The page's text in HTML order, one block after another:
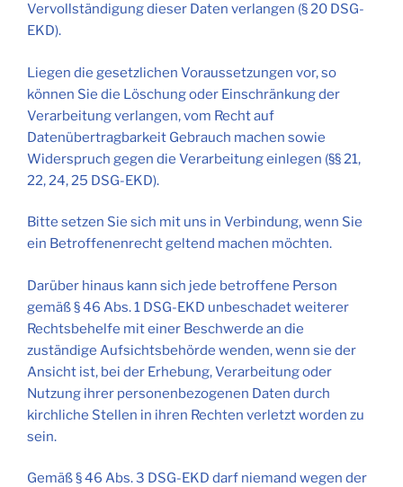
Vervollständigung dieser Daten verlangen (§ 20 DSG-
EKD).
Liegen die gesetzlichen Voraussetzungen vor, so
können Sie die Löschung oder Einschränkung der
Verarbeitung verlangen, vom Recht auf
Datenübertragbarkeit Gebrauch machen sowie
Widerspruch gegen die Verarbeitung einlegen (§§ 21,
22, 24, 25 DSG-EKD).
Bitte setzen Sie sich mit uns in Verbindung, wenn Sie
ein Betroffenenrecht geltend machen möchten.
Darüber hinaus kann sich jede betroffene Person
gemäß § 46 Abs. 1 DSG-EKD unbeschadet weiterer
Rechtsbehelfe mit einer Beschwerde an die
zuständige Aufsichtsbehörde wenden, wenn sie der
Ansicht ist, bei der Erhebung, Verarbeitung oder
Nutzung ihrer personenbezogenen Daten durch
kirchliche Stellen in ihren Rechten verletzt worden zu
sein.
Gemäß § 46 Abs. 3 DSG-EKD darf niemand wegen der